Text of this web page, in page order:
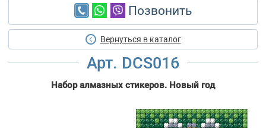
Позвонить
Вернуться в каталог
Арт. DCS016
Набор алмазных стикеров. Новый год